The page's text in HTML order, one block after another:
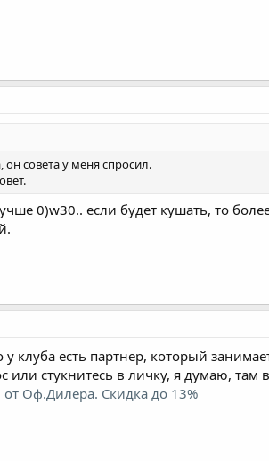
совета у меня спросил.
0)w30.. если будет кушать, то
у клуба есть партнер, который
или стукнитесь в личку, я думаю, там
Оф.Дилера. Скидка до 13%